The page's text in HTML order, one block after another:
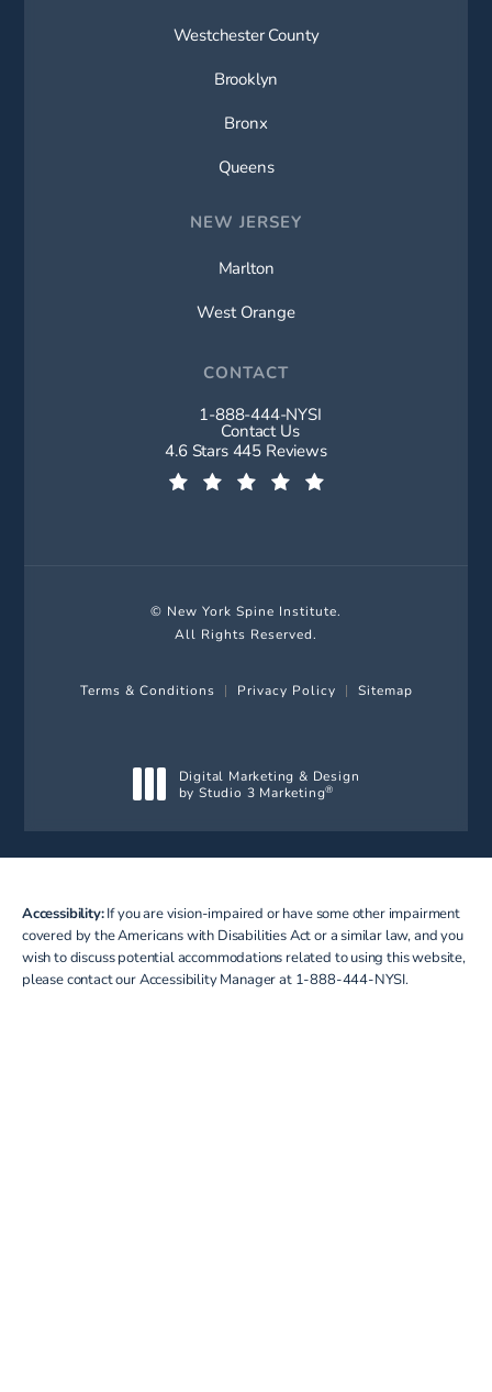
Westchester County
Brooklyn
Bronx
Queens
NEW JERSEY
Marlton
West Orange
CONTACT
Call New York Spine Institute on
1-888-444-NYSI
Contact Us
New York Spine Institute reviews:
4.6 Stars 445 Reviews
© New York Spine Institute.
All Rights Reserved.
Terms & Conditions Privacy Policy Sitemap
Digital Marketing & Design
by Studio 3 Marketing®
Accessibility:If you are vision-impaired or have some other impairment
covered by the Americans with Disabilities Act or a similar law, and you
wish to discuss potential accommodations related to using this website,
please contact our Accessibility Manager at 1-888-444-NYSI.